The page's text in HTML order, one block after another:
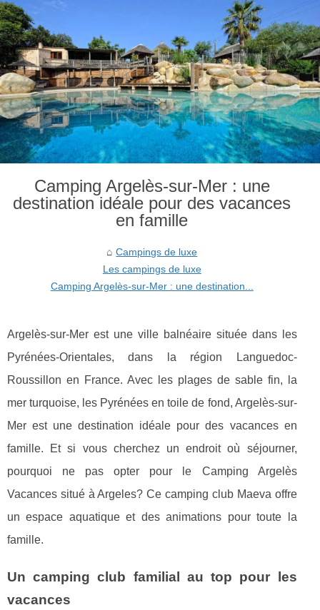
Camping Argelès-sur-Mer : une
destination idéale pour des vacances
en famille
Campings de luxe
Les campings de luxe
Camping Argelès-sur-Mer : une destination...
Argelès-sur-Mer est une ville balnéaire située dans les
Pyrénées-Orientales, dans la région Languedoc-
Roussillon en France. Avec les plages de sable fin, la
mer turquoise, les Pyrénées en toile de fond, Argelès-sur-
Mer est une destination idéale pour des vacances en
famille. Et si vous cherchez un endroit où séjourner,
pourquoi ne pas opter pour le Camping Argelès
Vacances situé à Argeles? Ce camping club Maeva offre
un espace aquatique et des animations pour toute la
famille.
Un camping club familial au top pour les
vacances